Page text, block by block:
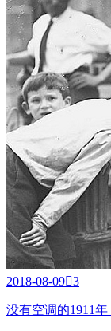
2018-08-093
没有空调的1911